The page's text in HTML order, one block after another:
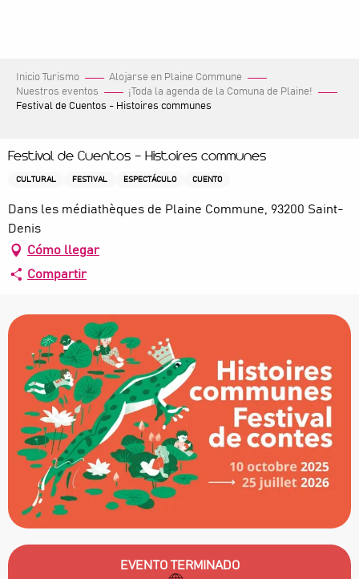
Inicio Turismo
Alojarse en Plaine Commune
Nuestros eventos
¡Toda la agenda de la Comuna de Plaine!
Festival de Cuentos - Histoires communes
Festival de Cuentos - Histoires communes
CULTURAL FESTIVAL ESPECTÁCULO CUENTO
Dans les médiathèques de Plaine Commune, 93200 Saint-
Denis
Cómo llegar
Compartir
Horarios y datos de contacto
EVENTO TERMINADO